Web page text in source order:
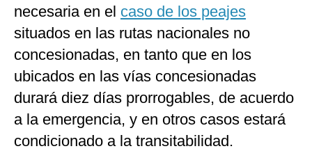
necesaria en el caso de los peajes
situados en las rutas nacionales no
concesionadas, en tanto que en los
ubicados en las vías concesionadas
durará diez días prorrogables, de acuerdo
a la emergencia, y en otros casos estará
condicionado a la transitabilidad.